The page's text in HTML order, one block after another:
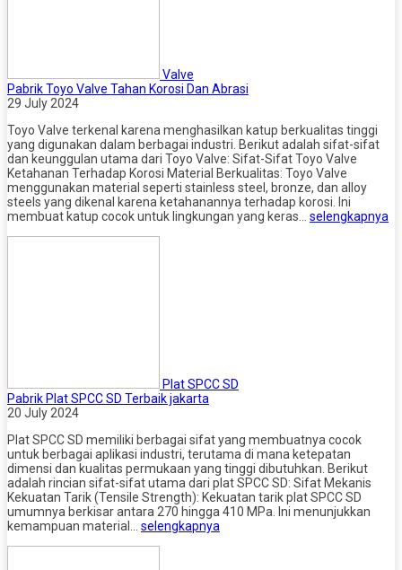
Valve
Pabrik Toyo Valve Tahan Korosi Dan Abrasi
29 July 2024
Toyo Valve terkenal karena menghasilkan katup berkualitas tinggi
yang digunakan dalam berbagai industri. Berikut adalah sifat-sifat
dan keunggulan utama dari Toyo Valve: Sifat-Sifat Toyo Valve
Ketahanan Terhadap Korosi Material Berkualitas: Toyo Valve
menggunakan material seperti stainless steel, bronze, dan alloy
steels yang dikenal karena ketahanannya terhadap korosi. Ini
membuat katup cocok untuk lingkungan yang keras… selengkapnya
Plat SPCC SD
Pabrik Plat SPCC SD Terbaik jakarta
20 July 2024
Plat SPCC SD memiliki berbagai sifat yang membuatnya cocok
untuk berbagai aplikasi industri, terutama di mana ketepatan
dimensi dan kualitas permukaan yang tinggi dibutuhkan. Berikut
adalah rincian sifat-sifat utama dari plat SPCC SD: Sifat Mekanis
Kekuatan Tarik (Tensile Strength): Kekuatan tarik plat SPCC SD
umumnya berkisar antara 270 hingga 410 MPa. Ini menunjukkan
kemampuan material… selengkapnya